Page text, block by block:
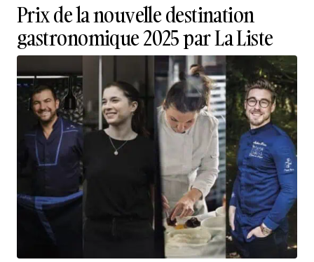
Prix de la nouvelle destination
gastronomique 2025 par La Liste